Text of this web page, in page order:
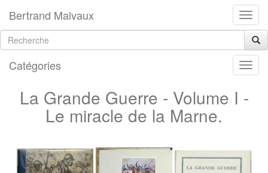
Bertrand Malvaux
Catégories
La Grande Guerre - Volume I -
Le miracle de la Marne.